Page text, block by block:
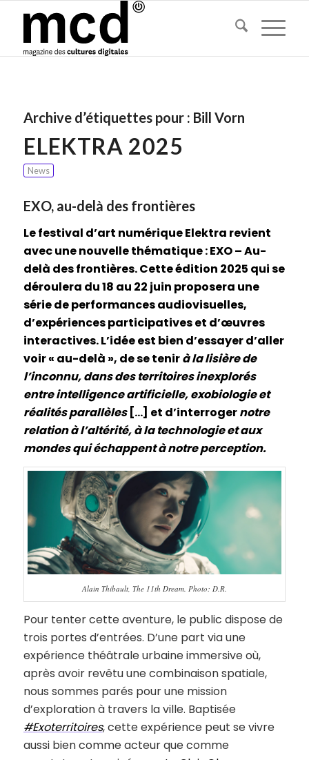
Archive d’étiquettes pour : Bill Vorn
ELEKTRA 2025
News
EXO, au-delà des frontières
Le festival d’art numérique Elektra revient
avec une nouvelle thématique : EXO – Au-
delà des frontières. Cette édition 2025 qui se
déroulera du 18 au 22 juin proposera une
série de performances audiovisuelles,
d’expériences participatives et d’œuvres
interactives. L’idée est bien d’essayer d’aller
voir « au-delà », de se tenirà la lisière de
l’inconnu, dans des territoires inexplorés
entre intelligence artificielle, exobiologie et
réalités parallèles[…] et d’interrogernotre
relation à l’altérité, à la technologie et aux
mondes qui échappent à notre perception.
Alain Thibault, The 11th Dream. Photo: D.R.
Pour tenter cette aventure, le public dispose de
trois portes d’entrées. D’une part via une
expérience théâtrale urbaine immersive où,
après avoir revêtu une combinaison spatiale,
nous sommes parés pour une mission
d’exploration à travers la ville. Baptisée
#Exoterritoires, cette expérience peut se vivre
aussi bien comme acteur que comme